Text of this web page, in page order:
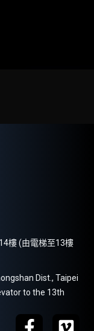
樓 (由電梯至13樓
Dist., Taipei
to the 13th